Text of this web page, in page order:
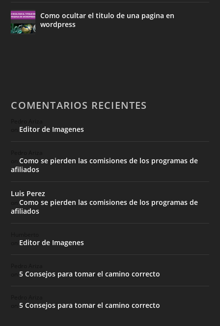
Como ocultar el titulo de una pagina en
wordpress
COMENTARIOS RECIENTES
Editor de Imagenes
onComo se pierden las comisiones de los programas de
afiliados
Luis Perez
onComo se pierden las comisiones de los programas de
afiliados
Editor de Imagenes
on5 Consejos para tomar el camino correcto
on5 Consejos para tomar el camino correcto